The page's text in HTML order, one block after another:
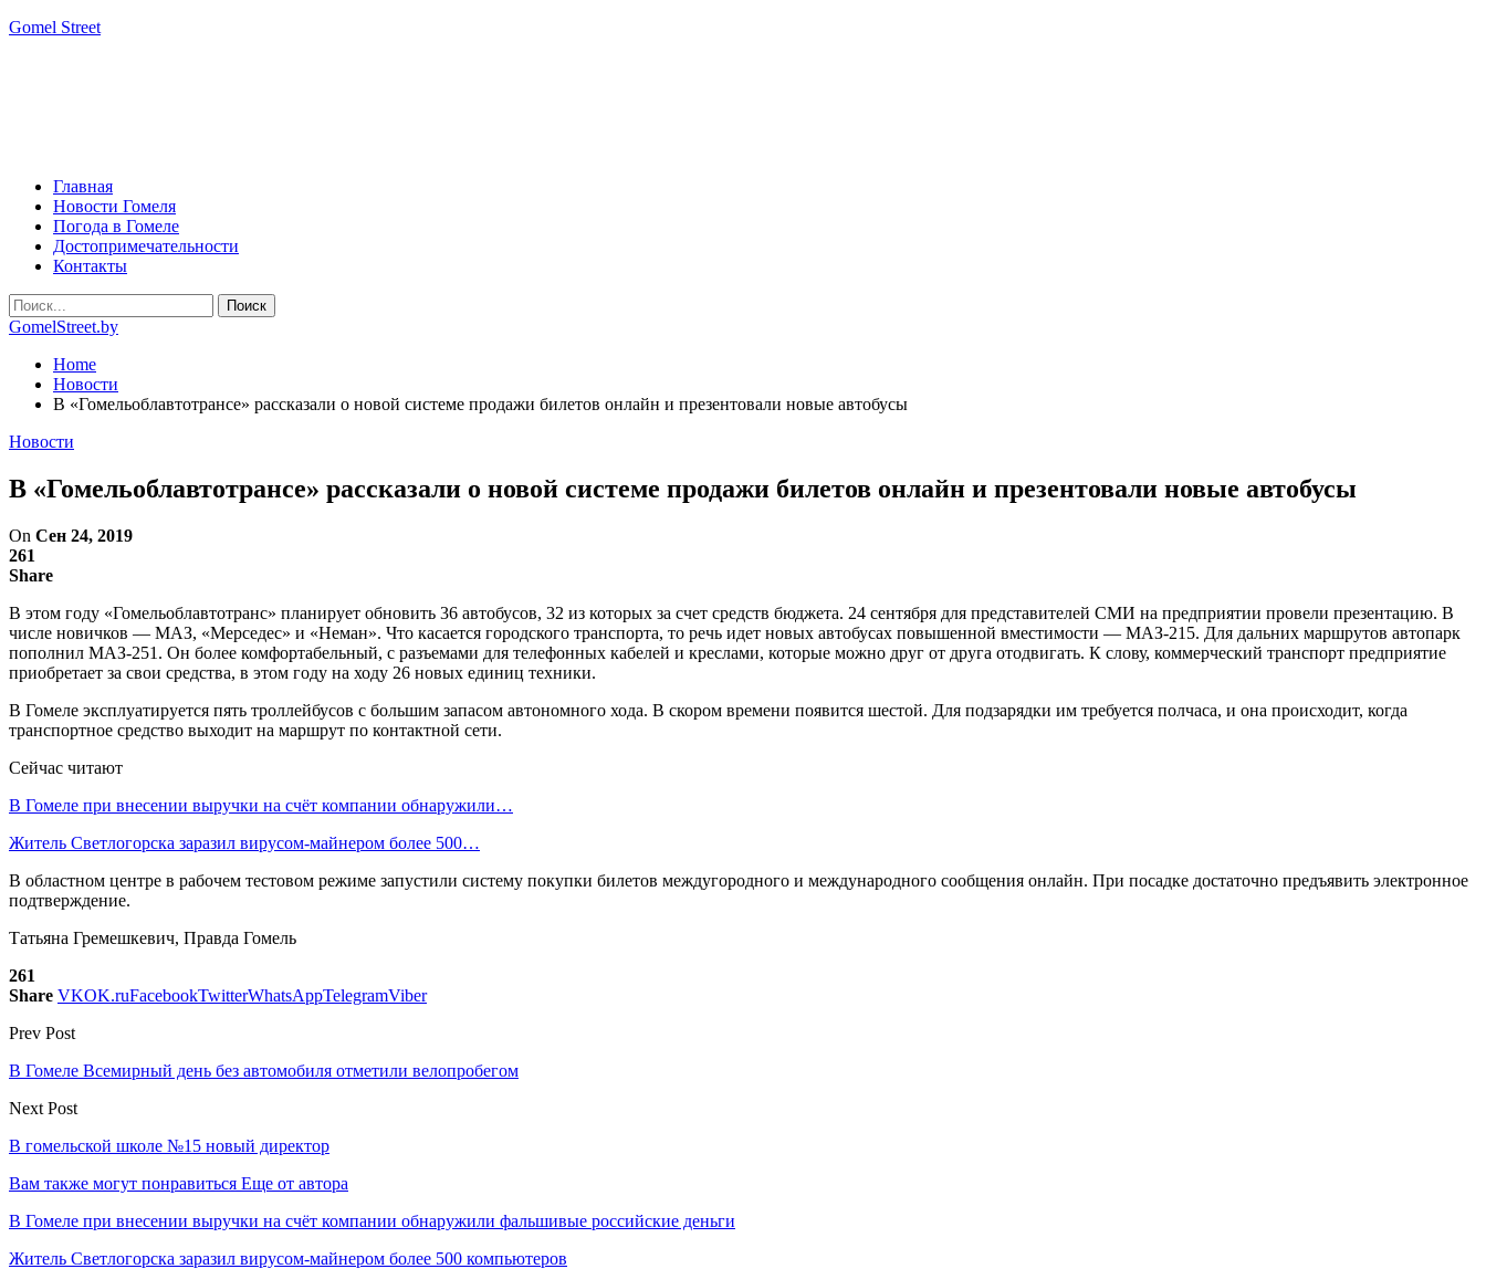
Gomel Street
Главная
Новости Гомеля
Погода в Гомеле
Достопримечательности
Контакты
GomelStreet.by
Home
Новости
В «Гомельоблавтотрансе» рассказали о новой системе продажи билетов онлайн и презентовали новые автобусы
Новости
В «Гомельоблавтотрансе» рассказали о новой системе продажи билетов онлайн и презентовали новые автобусы
On Сен 24, 2019
261
Share
В этом году «Гомельоблавтотранс» планирует обновить 36 автобусов, 32 из которых за счет средств бюджета. 24 сентября для представителей СМИ на предприятии провели презентацию. В
числе новичков — МАЗ, «Мерседес» и «Неман». Что касается городского транспорта, то речь идет новых автобусах повышенной вместимости — МАЗ-215. Для дальних маршрутов автопарк
пополнил МАЗ-251. Он более комфортабельный, с разъемами для телефонных кабелей и креслами, которые можно друг от друга отодвигать. К слову, коммерческий транспорт предприятие
приобретает за свои средства, в этом году на ходу 26 новых единиц техники.
В Гомеле эксплуатируется пять троллейбусов с большим запасом автономного хода. В скором времени появится шестой. Для подзарядки им требуется полчаса, и она происходит, когда
транспортное средство выходит на маршрут по контактной сети.
Сейчас читают
В Гомеле при внесении выручки на счёт компании обнаружили…
Житель Светлогорска заразил вирусом-майнером более 500…
В областном центре в рабочем тестовом режиме запустили систему покупки билетов междугородного и международного сообщения онлайн. При посадке достаточно предъявить электронное
подтверждение.
Татьяна Гремешкевич, Правда Гомель
261
Share VKOK.ruFacebookTwitterWhatsAppTelegramViber
Prev Post
В Гомеле Всемирный день без автомобиля отметили велопробегом
Next Post
В гомельской школе №15 новый директор
Вам также могут понравиться Еще от автора
В Гомеле при внесении выручки на счёт компании обнаружили фальшивые российские деньги
Житель Светлогорска заразил вирусом-майнером более 500 компьютеров